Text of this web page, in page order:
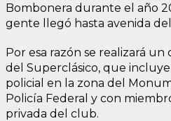
Bombonera durante el año
gente llegó hasta avenida
Por esa razón se realizará
del Superclásico, que
policial en la zona del
Policía Federal y con
privada del club.